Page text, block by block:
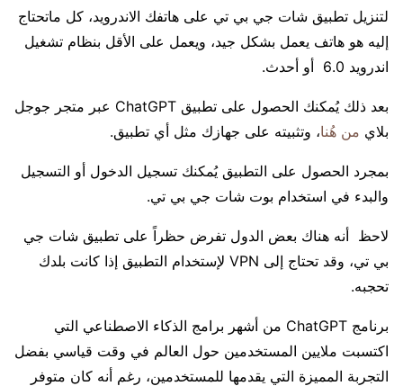
لتنزيل تطبيق شات جي بي تي على هاتفك الاندرويد، كل ماتحتاج
إليه هو هاتف يعمل بشكل جيد، ويعمل على الأقل بنظام تشغيل
اندرويد 6.0 أو أحدث.
بعد ذلك يُمكنك الحصول على تطبيق ChatGPT عبر متجر جوجل
بلاي من هُنا، وتثبيته على جهازك مثل أي تطبيق.
بمجرد الحصول على التطبيق يُمكنك تسجيل الدخول أو التسجيل
والبدء في استخدام بوت شات جي بي تي.
لاحظ أنه هناك بعض الدول تفرض حظراً على تطبيق شات جي
بي تي، وقد تحتاج إلى VPN لإستخدام التطبيق إذا كانت بلدك
تحجبه.
برنامج ChatGPT من أشهر برامج الذكاء الاصطناعي التي
اكتسبت ملايين المستخدمين حول العالم في وقت قياسي بفضل
التجربة المميزة التي يقدمها للمستخدمين، رغم أنه كان متوفر